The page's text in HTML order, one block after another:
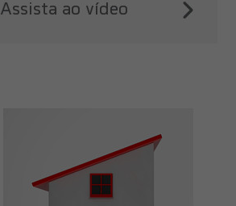
Assista ao vídeo